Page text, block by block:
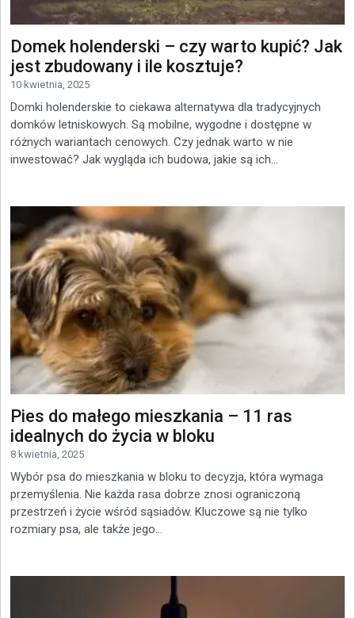
Domek holenderski – czy warto kupić? Jak
jest zbudowany i ile kosztuje?
10 kwietnia, 2025
Domki holenderskie to ciekawa alternatywa dla tradycyjnych
domków letniskowych. Są mobilne, wygodne i dostępne w
różnych wariantach cenowych. Czy jednak warto w nie
inwestować? Jak wygląda ich budowa, jakie są ich...
Pies do małego mieszkania – 11 ras
idealnych do życia w bloku
8 kwietnia, 2025
Wybór psa do mieszkania w bloku to decyzja, która wymaga
przemyślenia. Nie każda rasa dobrze znosi ograniczoną
przestrzeń i życie wśród sąsiadów. Kluczowe są nie tylko
rozmiary psa, ale także jego...